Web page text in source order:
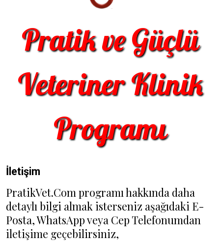
Pratik ve Güçlü
Veteriner Klinik
Programı
İletişim
PratikVet.Com programı hakkında daha
detaylı bilgi almak isterseniz aşağıdaki E-
Posta, WhatsApp veya Cep Telefonumdan
iletişime geçebilirsiniz,